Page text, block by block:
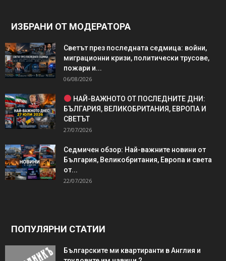
ИЗБРАНИ ОТ МОДЕРАТОРА
Светът през последната седмица: войни,
миграционни кризи, политически трусове,
пожари и...
06/08/2026
НАЙ-ВАЖНОТО ОТ ПОСЛЕДНИТЕ ДНИ:
БЪЛГАРИЯ, ВЕЛИКОБРИТАНИЯ, ЕВРОПА И
СВЕТЪТ
27/07/2026
Седмичен обзор: Най-важните новини от
България, Великобритания, Европа и света
от...
22/07/2026
ПОПУЛЯРНИ СТАТИИ
Българските ми квартиранти в Англия и